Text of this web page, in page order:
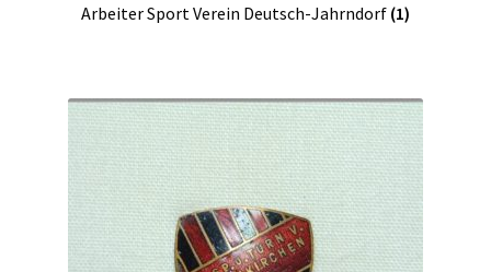
Arbeiter Sport Verein Deutsch-Jahrndorf (1)